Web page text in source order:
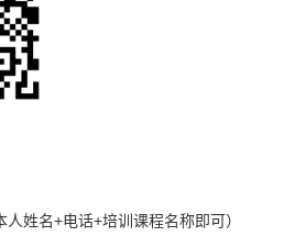
人姓名+电话+培训课程名称即可）